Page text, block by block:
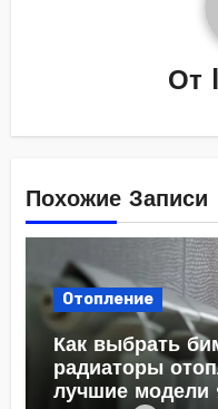
От
Похожие Записи
Отопление
Как выбрать
радиаторы
лучшие модели